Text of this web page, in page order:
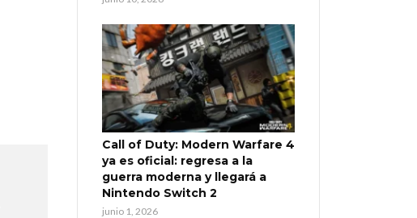
Call of Duty: Modern Warfare 4
ya es oficial: regresa a la
guerra moderna y llegará a
Nintendo Switch 2
junio 1, 2026